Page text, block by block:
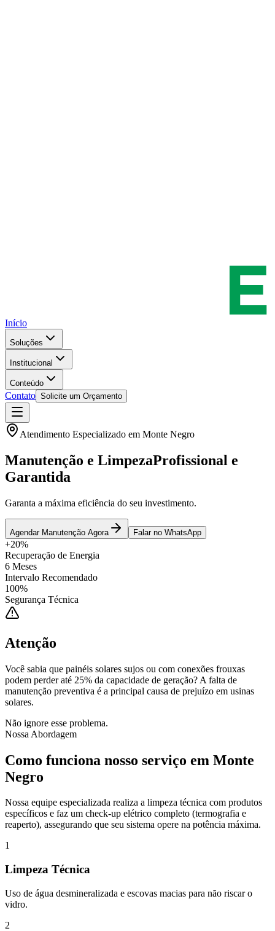
Início
Soluções
Institucional
Conteúdo
Contato Solicite um Orçamento
Atendimento Especializado em Monte Negro
Manutenção e LimpezaProfissional e
Garantida
Garanta a máxima eficiência do seu investimento.
Agendar Manutenção Agora Falar no WhatsApp
+20%
Recuperação de Energia
6 Meses
Intervalo Recomendado
100%
Segurança Técnica
Atenção
Você sabia que painéis solares sujos ou com conexões frouxas
podem perder até 25% da capacidade de geração? A falta de
manutenção preventiva é a principal causa de prejuízo em usinas
solares.
Não ignore esse problema.
Nossa Abordagem
Como funciona nosso serviço em Monte
Negro
Nossa equipe especializada realiza a limpeza técnica com produtos
específicos e faz um check-up elétrico completo (termografia e
reaperto), assegurando que seu sistema opere na potência máxima.
1
Limpeza Técnica
Uso de água desmineralizada e escovas macias para não riscar o
vidro.
2